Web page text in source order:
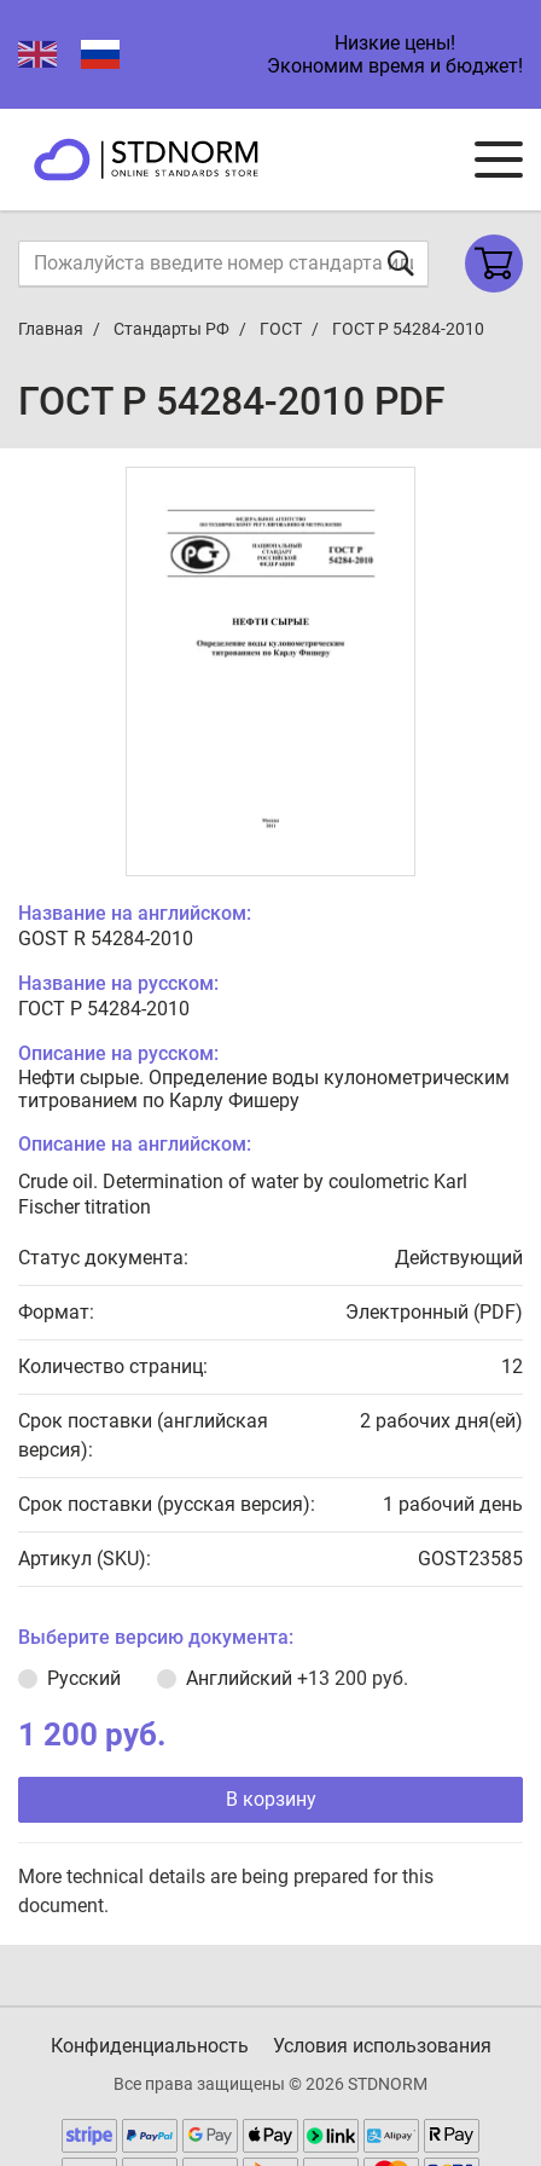
Низкие цены!
Экономим время и бюджет!
Главная Стандарты РФ ГОСТ ГОСТ Р 54284-2010
ГОСТ Р 54284-2010 PDF
Название на английском:
GOST R 54284-2010
Название на русском:
ГОСТ Р 54284-2010
Описание на русском:
Нефти сырые. Определение воды кулонометрическим
титрованием по Карлу Фишеру
Описание на английском:
Crude oil. Determination of water by coulometric Karl
Fischer titration
Статус документа: Действующий
Формат: Электронный (PDF)
Количество страниц: 12
Срок поставки (английская
версия):
2 рабочих дня(ей)
Срок поставки (русская версия): 1 рабочий день
Артикул (SKU): GOST23585
Выберите версию документа:
Русский
Английский +13 200 руб.
1 200 руб.
В корзину
More technical details are being prepared for this
document.
Конфиденциальность Условия использования
Все права защищены © 2026 STDNORM